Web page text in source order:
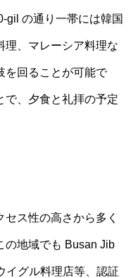
gil の通り一帯には韓国
理、マレーシア料理な
を回ることが可能で
で、夕食と礼拝の予定
ス性の高さから多く
の地域でも Busan Jib
イグル料理店等、認証